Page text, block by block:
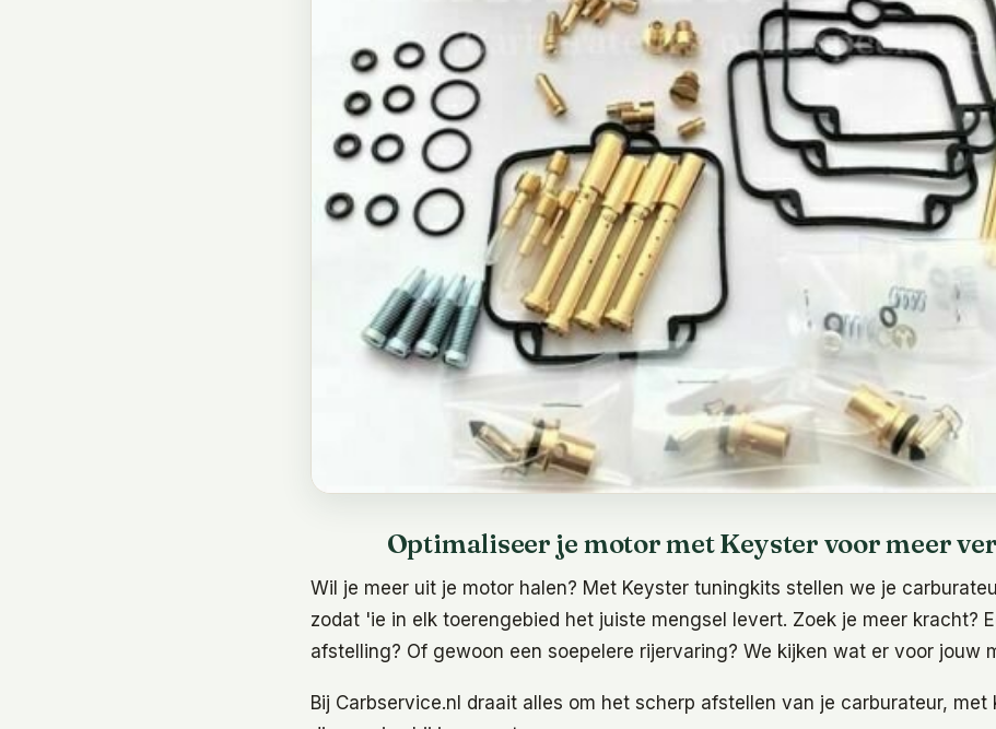
Optimaliseer je motor met Keyster voor meer
Wil je meer uit je motor halen? Met Keyster tuningkits stellen we je
zodat 'ie in elk toerengebied het juiste mengsel levert. Zoek je meer kracht?
afstelling? Of gewoon een soepelere rijervaring? We kijken wat er voor jouw
Bij Carbservice.nl draait alles om het scherp afstellen van je carburateur, met